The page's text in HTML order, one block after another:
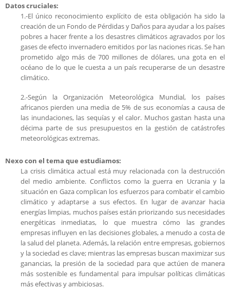
Datos cruciales:
1.-El único reconocimiento explícito de esta obligación ha sido la
creación de un Fondo de Pérdidas y Daños para ayudar a los países
pobres a hacer frente a los desastres climáticos agravados por los
gases de efecto invernadero emitidos por las naciones ricas. Se han
prometido algo más de 700 millones de dólares, una gota en el
océano de lo que le cuesta a un país recuperarse de un desastre
climático.
2.-Según la Organización Meteorológica Mundial, los países
africanos pierden una media de 5% de sus economías a causa de
las inundaciones, las sequías y el calor. Muchos gastan hasta una
décima parte de sus presupuestos en la gestión de catástrofes
meteorológicas extremas.
Nexo con el tema que estudiamos:
La crisis climática actual está muy relacionada con la destrucción
del medio ambiente. Conflictos como la guerra en Ucrania y la
situación en Gaza complican los esfuerzos para combatir el cambio
climático y adaptarse a sus efectos. En lugar de avanzar hacia
energías limpias, muchos países están priorizando sus necesidades
energéticas inmediatas, lo que muestra cómo las grandes
empresas influyen en las decisiones globales, a menudo a costa de
la salud del planeta. Además, la relación entre empresas, gobiernos
y la sociedad es clave; mientras las empresas buscan maximizar sus
ganancias, la presión de la sociedad para que actúen de manera
más sostenible es fundamental para impulsar políticas climáticas
más efectivas y ambiciosas.